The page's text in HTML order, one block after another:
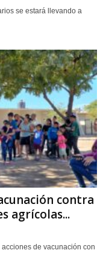
se estará llevando a
contra
agrícolas...
de vacunación con